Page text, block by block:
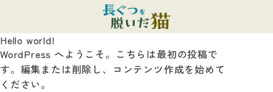
Hello world!
WordPress へようこそ。こちらは最初の投稿で
す。編集または削除し、コンテンツ作成を始めて
ください。